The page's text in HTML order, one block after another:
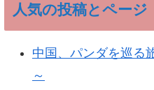
人気の投稿とページ
中国、パンダを巡る
～